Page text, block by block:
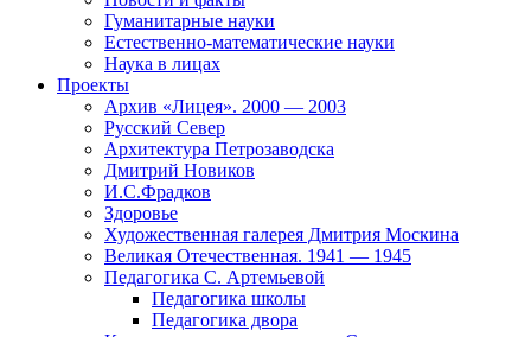
Гуманитарные науки
Естественно-математические науки
Наука в лицах
Проекты
Архив «Лицея». 2000 — 2003
Русский Север
Архитектура Петрозаводска
Дмитрий Новиков
И.С.Фрадков
Здоровье
Художественная галерея Дмитрия Москина
Великая Отечественная. 1941 — 1945
Педагогика С. Артемьевой
Педагогика школы
Педагогика двора